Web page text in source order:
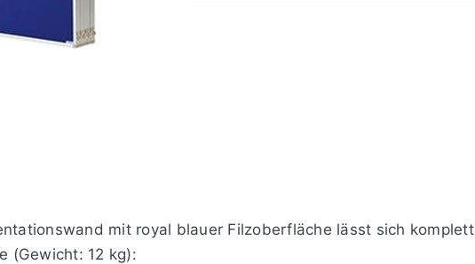
mit royal blauer Filzoberfläche lässt sich komplett
(Gewicht: 12 kg):